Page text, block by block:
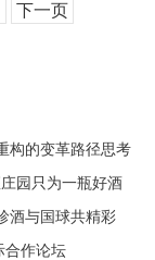
下一页
构的变革路径思考
园只为一瓶好酒
酒与国球共精彩
合作论坛